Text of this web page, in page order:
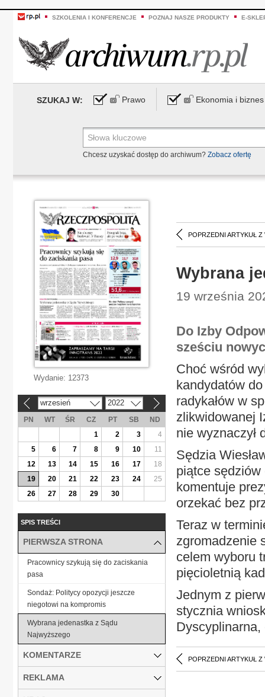
SZKOLENIA I KONFERENCJE POZNAJ NASZE PRODUKTY E-
SZUKAJ W: Prawo Ekonomia i biznes
Chcesz uzyskać dostęp do archiwum? Zobacz ofertę
POPRZEDNI ARTYKUŁ Z
Wybrana
19 września
Do Izby
sześciu
Choć wśród
kandydatów
radykałów w
zlikwidowanej
nie wyznaczył
Sędzia
piątce sędziów
komentuje
orzekać bez
Teraz w
zgromadzenie
celem wyboru
pięcioletnią
Jednym z
stycznia
POPRZEDNI ARTYKUŁ Z
Wydanie: 12373
wrzesień 2022
PN WT ŚR CZ PT SB
ND
1
2 3
4
5
6 7 8 9 10
11
12
13 14 15 16 17
18
19
20 21 22 23 24
25
26
27 28 29 30
SPIS TREŚCI
PIERWSZA STRONA
Pracownicy szykują się do zaciskania
pasa
Sondaż: Politycy opozycji jeszcze
niegotowi na kompromis
Wybrana jedenastka z Sądu
Najwyższego
KOMENTARZE
REKLAMA